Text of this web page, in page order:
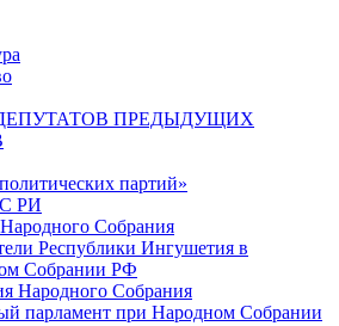
ПРЕДЫДУЩИХ
партий»
РИ
Собрания
Республики Ингушетия в
Собрании РФ
Народного Собрания
парламент при Народном Собрании